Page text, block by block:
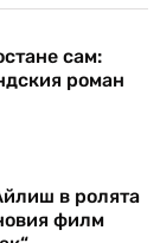
сам:
роман
в ролята
филм